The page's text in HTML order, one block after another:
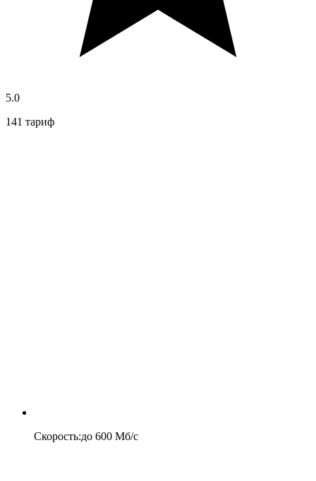
5.0
141 тариф
Скорость:до 600 Мб/c